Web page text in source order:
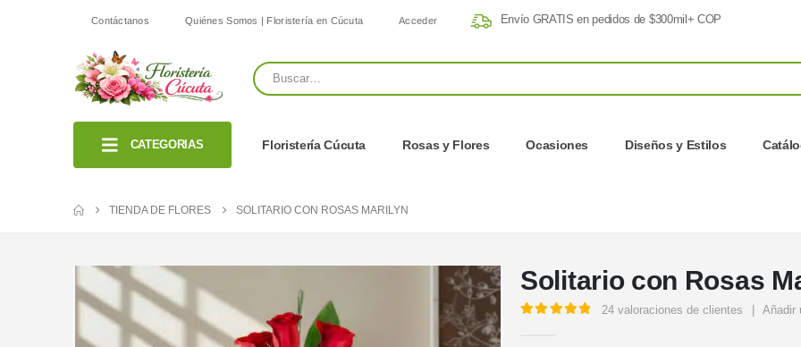
Contáctanos Quiénes Somos | Floristería en Cúcuta Acceder Envío GRATIS en pedidos de $300mil+ COP
CATEGORIAS Floristería Cúcuta Rosas y Flores Ocasiones Diseños y Estilos
TIENDA DE FLORES SOLITARIO CON ROSAS MARILYN
Solitario con Rosas
24 valoraciones de clientes Añadir